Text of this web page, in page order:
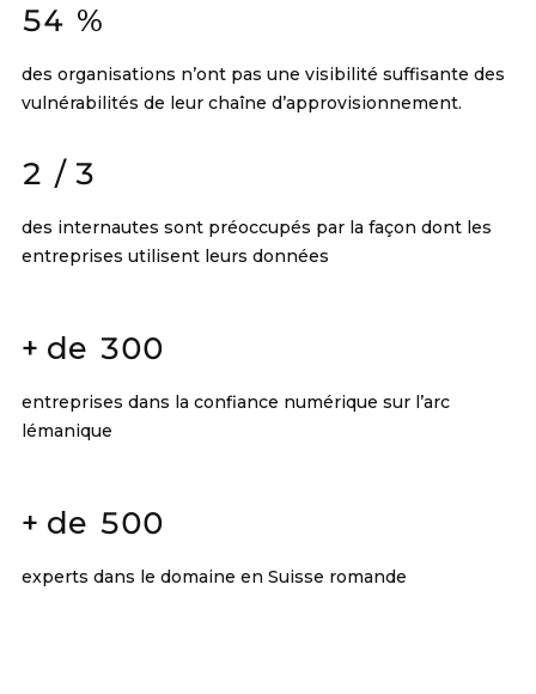
54 %
des organisations n’ont pas une visibilité suffisante des
vulnérabilités de leur chaîne d’approvisionnement.
2 / 3
des internautes sont préoccupés par la façon dont les
entreprises utilisent leurs données
+ de 300
entreprises dans la confiance numérique sur l’arc
lémanique
+ de 500
experts dans le domaine en Suisse romande